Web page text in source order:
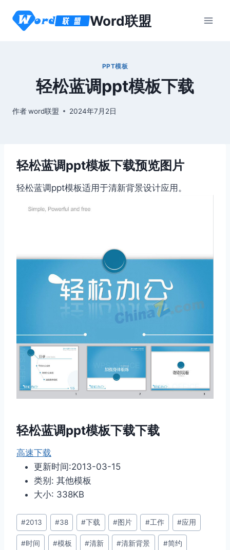
Word联盟
PPT模板
轻松蓝调ppt模板下载
作者word联盟 2024年7月2日
轻松蓝调ppt模板下载预览图片
轻松蓝调ppt模板适用于清新背景设计应用。
轻松蓝调ppt模板下载下载
高速下载
更新时间:2013-03-15
类别: 其他模板
大小: 338KB
文
章
标
#2013 #38 #下载 #图片 #工作 #应用
#时间 #模板 #清新 #清新背景 #简约